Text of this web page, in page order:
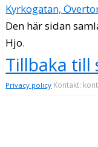
Kyrkogatan,
Den här sidan
Hjo.
Tillbaka till
Privacy policy Kontakt: